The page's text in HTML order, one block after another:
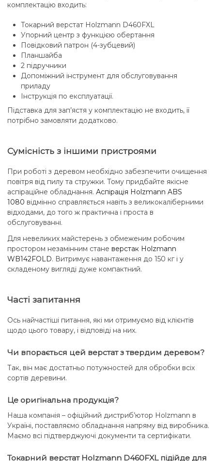
комплектацію входить:
Токарний верстат Holzmann D460FXL
Упорний центр з функцією обертання
Повідковий патрон (4-зубцевий)
Планшайба
2 підручники
Допоміжний інструмент для обслуговування
приладу
Інструкція по експлуатації.
Підставка для зап’ястя у комплектацію не входить, її
потрібно замовляти додатково.
Сумісність з іншими пристроями
При роботі з деревом необхідно забезпечити очищення
повітря від пилу та стружки. Тому придбайте якісне
аспіраційне обладнання. Аспірація Holzmann ABS
1080 відмінно справляється навіть з великокаліберними
відходами, до того ж практична і проста в
обслуговуванні.
Для невеликих майстерень з обмеженим робочим
простором незамінним стане верстак Holzmann
WB142FOLD. Витримує навантаження до 150 кг і у
складеному вигляді дуже компактний.
Часті запитання
Ось найчастіші питання, які ми отримуємо від клієнтів
щодо цього товару, і відповіді на них.
Чи впорається цей верстат з твердим деревом?
Так, він має достатньо потужностей для обробки всіх
сортів деревини.
Це оригінальна продукція?
Наша компанія – офіційний дистриб’ютор Holzmann в
Україні, поставляємо обладнання напряму від виробника.
Маємо всі підтверджуючі документи та сертифікати.
Токарний верстат Holzmann D460FXL підійде для